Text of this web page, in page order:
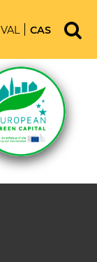
VAL CAS